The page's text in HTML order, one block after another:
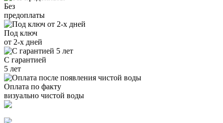
Без
предоплаты
Под ключ
от 2-х дней
С гарантией
5 лет
Оплата по факту
визуально чистой воды